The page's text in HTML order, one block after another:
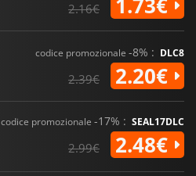
2.16€
codice promozionale -8% : DLC8
2.39€ 2.20€
codice promozionale -17% : SEAL17DLC
2.99€ 2.48€